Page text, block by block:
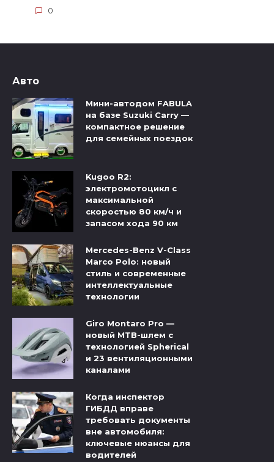
0
Авто
Мини-автодом FABULA
на базе Suzuki Carry —
компактное решение
для семейных поездок
Kugoo R2:
электромотоцикл с
максимальной
скоростью 80 км/ч и
запасом хода 90 км
Mercedes-Benz V-Class
Marco Polo: новый
стиль и современные
интеллектуальные
технологии
Giro Montaro Pro —
новый MTB-шлем с
технологией Spherical
и 23 вентиляционными
каналами
Когда инспектор
ГИБДД вправе
требовать документы
вне автомобиля:
ключевые нюансы для
водителей